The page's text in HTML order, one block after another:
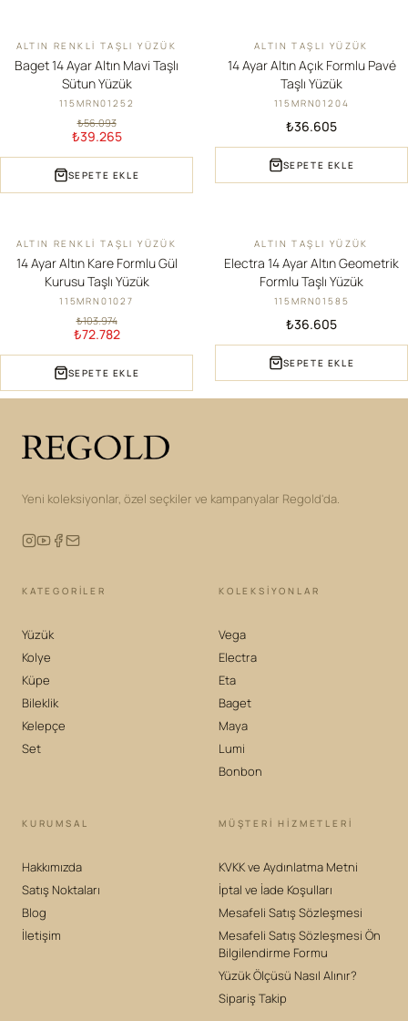
İNDIRIM
ALTIN RENKLI TAŞLI YÜZÜK
Baget 14 Ayar Altın Mavi Taşlı
Sütun Yüzük
115MRN01252
₺56.093
₺39.265
SEPETE EKLE
ALTIN TAŞLI YÜZÜK
14 Ayar Altın Açık Formlu Pavé
Taşlı Yüzük
115MRN01204
₺36.605
SEPETE EKLE
İNDIRIM
ALTIN RENKLI TAŞLI YÜZÜK
14 Ayar Altın Kare Formlu Gül
Kurusu Taşlı Yüzük
115MRN01027
₺103.974
₺72.782
SEPETE EKLE
ALTIN TAŞLI YÜZÜK
Electra 14 Ayar Altın Geometrik
Formlu Taşlı Yüzük
115MRN01585
₺36.605
SEPETE EKLE
Yeni koleksiyonlar, özel seçkiler ve kampanyalar Regold'da.
KATEGORILER
Yüzük
Kolye
Küpe
Bileklik
Kelepçe
Set
KOLEKSIYONLAR
Vega
Electra
Eta
Baget
Maya
Lumi
Bonbon
KURUMSAL
Hakkımızda
Satış Noktaları
Blog
İletişim
MÜŞTERİ HİZMETLERİ
KVKK ve Aydınlatma Metni
İptal ve İade Koşulları
Mesafeli Satış Sözleşmesi
Mesafeli Satış Sözleşmesi Ön
Bilgilendirme Formu
Yüzük Ölçüsü Nasıl Alınır?
Sipariş Takip